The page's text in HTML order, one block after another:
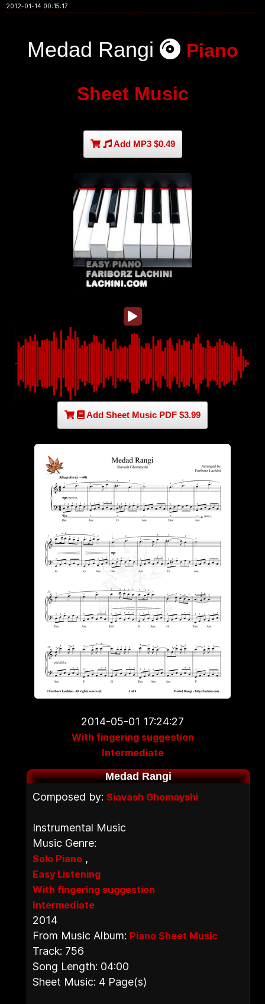
2012-01-14 00:15:17
Medad Rangi Piano
Sheet Music
Add MP3 $0.49
Add Sheet Music PDF $3.99
2014-05-01 17:24:27
With fingering suggestion
Intermediate
Medad Rangi
Composed by: Siavash Ghomayshi
Instrumental Music
Music Genre:
Solo Piano ,
Easy Listening
With fingering suggestion
Intermediate
2014
From Music Album: Piano Sheet Music
Track: 756
Song Length: 04:00
Sheet Music: 4 Page(s)